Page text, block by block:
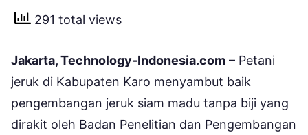
291 total views
Jakarta, Technology-Indonesia.com – Petani
jeruk di Kabupaten Karo menyambut baik
pengembangan jeruk siam madu tanpa biji yang
dirakit oleh Badan Penelitian dan Pengembangan